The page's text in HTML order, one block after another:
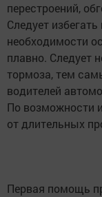
перестроений,
Следует
необходимости
плавно. Следует
тормоза, тем
водителей
По возможности
от длительных
Первая помощь